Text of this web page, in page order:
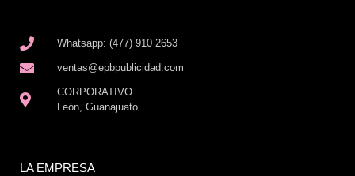
Whatsapp: (477) 910 2653
ventas@epbpublicidad.com
CORPORATIVO
León, Guanajuato
LA EMPRESA